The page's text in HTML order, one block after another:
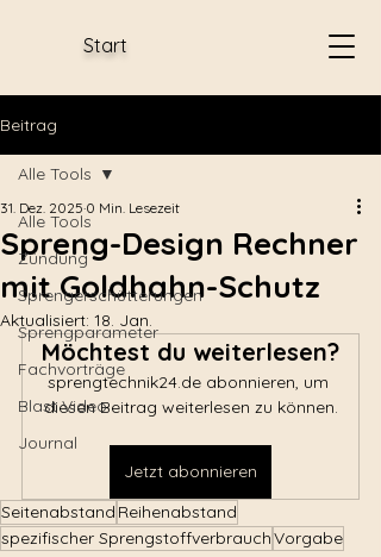
Start
Beitrag
Alle Tools
Zündung
Sprengerschütterungen
Sprengparameter
Fachvorträge
Blast Video
Journal
Alle Tools
Spreng-Design Rechner
mit Goldhahn-Schutz
31. Dez. 2025 0 Min. Lesezeit
Aktualisiert: 18. Jan.
Möchtest du weiterlesen?
sprengtechnik24.de abonnieren, um
diesen Beitrag weiterlesen zu können.
Jetzt abonnieren
Seitenabstand Reihenabstand
spezifischer SprengstoffverbrauchVorgabe